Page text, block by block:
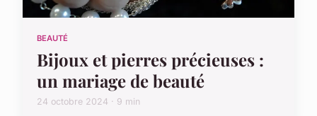
BEAUTÉ
Bijoux et pierres précieuses :
un mariage de beauté
24 octobre 2024 · 9 min